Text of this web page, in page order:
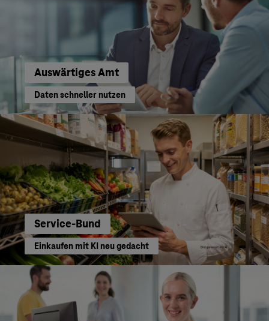
Auswärtiges Amt
Daten schneller nutzen
Service-Bund
Einkaufen mit KI neu gedacht